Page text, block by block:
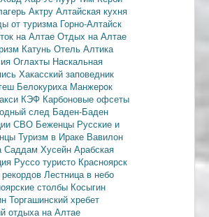
Актру Алтайская кухня
от туризма Горно-Алтайск
на Алтае Отдых на Алтае
Катунь Отель Алтика
Оглахты Наскальная
Хакасский заповедник
Белокуриха Манжерок
КЭФ Карбоновые офсеты
след Баден-Баден
СВО Беженцы Русские и
Туризм в Ираке Вавилон
Саддам Хусейн Арабская
Руссо туристо Красноярск
рекордов Лестница в небо
столбы Косыгин
Торгашинский хребет
отдыха на Алтае